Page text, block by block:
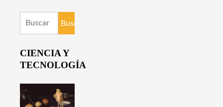
Buscar:
CIENCIA Y
TECNOLOGÍA